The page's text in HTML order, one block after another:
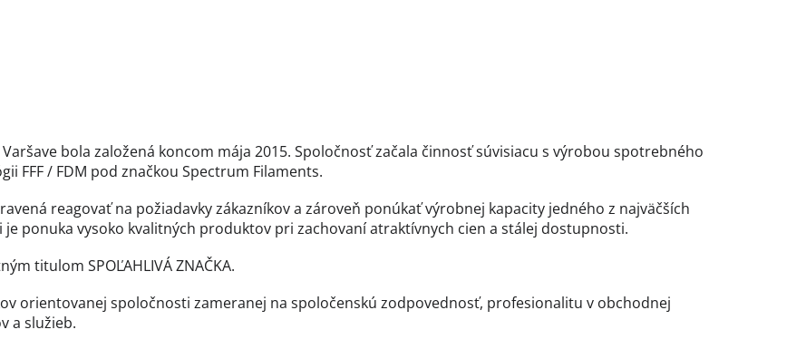
bola založená koncom mája 2015. Spoločnosť začala činnosť súvisiacu s výrobou spotrebného
FFF / FDM pod značkou Spectrum Filaments.
reagovať na požiadavky zákazníkov a zároveň ponúkať výrobnej kapacity jedného z najväčších
ponuka vysoko kvalitných produktov pri zachovaní atraktívnych cien a stálej dostupnosti.
titulom SPOĽAHLIVÁ ZNAČKA.
orientovanej spoločnosti zameranej na spoločenskú zodpovednosť, profesionalitu v obchodnej
a služieb.